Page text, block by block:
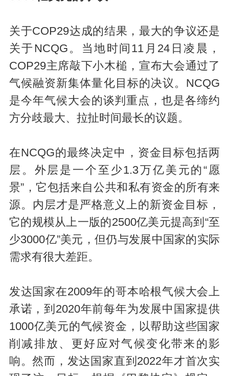
关于COP29达成的结果，最大的争议还是
关于NCQG。当地时间11月24日凌晨，
COP29主席敲下小木槌，宣布大会通过了
气候融资新集体量化目标的决议。NCQG
是今年气候大会的谈判重点，也是各缔约
方分歧最大、拉扯时间最长的议题。
在NCQG的最终决定中，资金目标包括两
层。外层是一个至少1.3万亿美元的“愿
景”，它包括来自公共和私有资金的所有来
源。内层才是严格意义上的新资金目标，
它的规模从上一版的2500亿美元提高到“至
少3000亿”美元，但仍与发展中国家的实际
需求有很大差距。
发达国家在2009年的哥本哈根气候大会上
承诺，到2020年前每年为发展中国家提供
1000亿美元的气候资金，以帮助这些国家
削减排放、更好应对气候变化带来的影
响。然而，发达国家直到2022年才首次实